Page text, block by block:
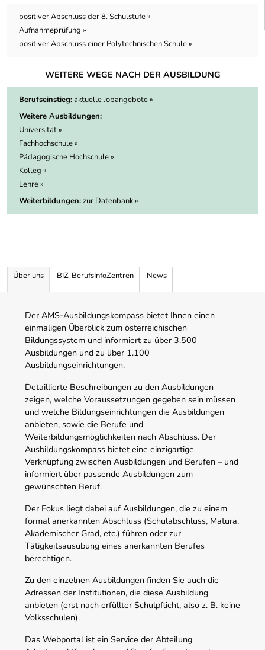
positiver Abschluss der 8. Schulstufe »
Aufnahmeprüfung »
positiver Abschluss einer Polytechnischen Schule »
WEITERE WEGE NACH DER AUSBILDUNG
Berufseinstieg:aktuelle Jobangebote »
Weitere Ausbildungen:
Universität »
Fachhochschule »
Pädagogische Hochschule »
Kolleg »
Lehre »
Weiterbildungen:zur Datenbank »
Über uns BIZ-BerufsInfoZentren News
Der AMS-Ausbildungskompass bietet Ihnen einen
einmaligen Überblick zum österreichischen
Bildungssystem und informiert zu über 3.500
Ausbildungen und zu über 1.100
Ausbildungseinrichtungen.
Detaillierte Beschreibungen zu den Ausbildungen
zeigen, welche Voraussetzungen gegeben sein müssen
und welche Bildungseinrichtungen die Ausbildungen
anbieten, sowie die Berufe und
Weiterbildungsmöglichkeiten nach Abschluss. Der
Ausbildungskompass bietet eine einzigartige
Verknüpfung zwischen Ausbildungen und Berufen – und
informiert über passende Ausbildungen zum
gewünschten Beruf.
Der Fokus liegt dabei auf Ausbildungen, die zu einem
formal anerkannten Abschluss (Schulabschluss, Matura,
Akademischer Grad, etc.) führen oder zur
Tätigkeitsausübung eines anerkannten Berufes
berechtigen.
Zu den einzelnen Ausbildungen finden Sie auch die
Adressen der Institutionen, die diese Ausbildung
anbieten (erst nach erfüllter Schulpflicht, also z. B. keine
Volksschulen).
Das Webportal ist ein Service der Abteilung